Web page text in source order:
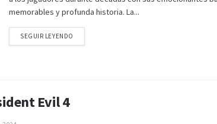
memorables y profunda historia. La...
SEGUIR LEYENDO
Evil 4